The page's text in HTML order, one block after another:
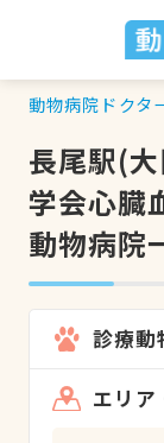
動物病院ドクタ
長尾駅(
学会心臓
動物病院
診療動
エリア